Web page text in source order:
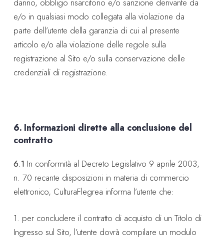
e/o in qualsiasi modo collegata alla violazione da
parte dell’utente della garanzia di cui al presente
articolo e/o alla violazione delle regole sulla
registrazione al Sito e/o sulla conservazione delle
credenziali di registrazione.
6. Informazioni dirette alla conclusione del
contratto
6.1 In conformità al Decreto Legislativo 9 aprile 2003,
n. 70 recante disposizioni in materia di commercio
elettronico, CulturaFlegrea informa l’utente che:
1. per concludere il contratto di acquisto di un Titolo di
Ingresso sul Sito, l’utente dovrà compilare un modulo